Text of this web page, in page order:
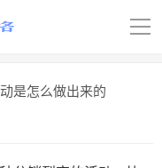
导
是怎么做出来的